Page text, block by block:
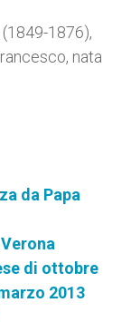
1876),
nata
da Papa
di ottobre
2013